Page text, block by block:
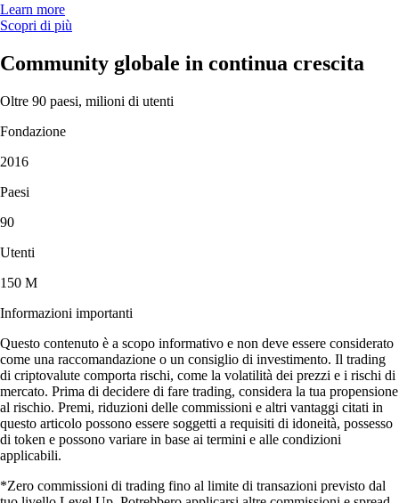
Learn more
Scopri di più
Community globale in continua crescita
Oltre 90 paesi, milioni di utenti
Fondazione
2016
Paesi
90
Utenti
150 M
Informazioni importanti
Questo contenuto è a scopo informativo e non deve essere considerato
come una raccomandazione o un consiglio di investimento. Il trading
di criptovalute comporta rischi, come la volatilità dei prezzi e i rischi di
mercato. Prima di decidere di fare trading, considera la tua propensione
al rischio. Premi, riduzioni delle commissioni e altri vantaggi citati in
questo articolo possono essere soggetti a requisiti di idoneità, possesso
di token e possono variare in base ai termini e alle condizioni
applicabili.
*Zero commissioni di trading fino al limite di transazioni previsto dal